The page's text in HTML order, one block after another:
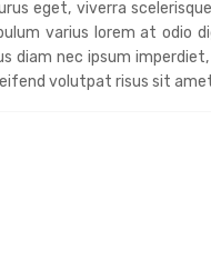
eget, viverra
varius lorem at odio
diam nec ipsum
volutpat risus sit